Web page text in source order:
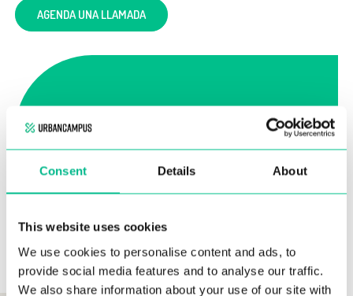
Consent Details About
This website uses cookies
We use cookies to personalise content and ads, to
provide social media features and to analyse our traffic.
We also share information about your use of our site with
AGENDA UNA LLAMADA